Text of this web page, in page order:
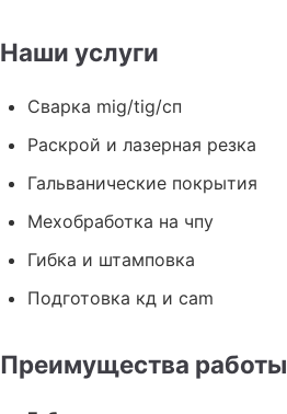
Наши услуги
Сварка mig/tig/сп
Раскрой и лазерная резка
Гальванические покрытия
Мехобработка на чпу
Гибка и штамповка
Подготовка кд и cam
Преимущества